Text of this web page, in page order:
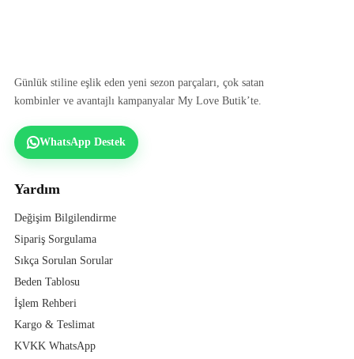
Günlük stiline eşlik eden yeni sezon parçaları, çok satan
kombinler ve avantajlı kampanyalar My Love Butik’te.
WhatsApp Destek
Yardım
Değişim Bilgilendirme
Sipariş Sorgulama
Sıkça Sorulan Sorular
Beden Tablosu
İşlem Rehberi
Kargo & Teslimat
KVKK WhatsApp